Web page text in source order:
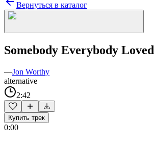
Вернуться в каталог
Somebody Everybody Loved
—Jon Worthy
alternative
2:42
Купить трек
0:00